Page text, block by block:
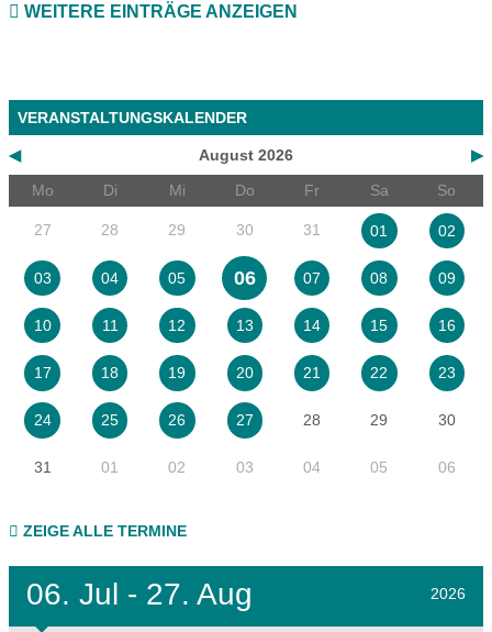
WEITERE EINTRÄGE ANZEIGEN
VERANSTALTUNGSKALENDER
◀ ▶
August 2026
Mo
Di Mi Do Fr Sa So
27 28 29 30 31 01 02
03 04 05 06 07 08 09
10 11 12 13 14 15 16
17 18 19 20 21 22 23
24 25 26 27 28 29 30
31 01 02 03 04 05 06
ZEIGE ALLE TERMINE
06. Jul - 27. Aug 2026